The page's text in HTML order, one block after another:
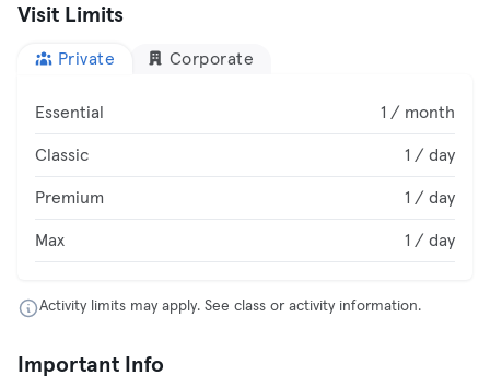
Visit Limits
Private Corporate
Essential 1 / month
Classic 1 / day
Premium 1 / day
Max 1 / day
Activity limits may apply. See class or activity information.
Important Info